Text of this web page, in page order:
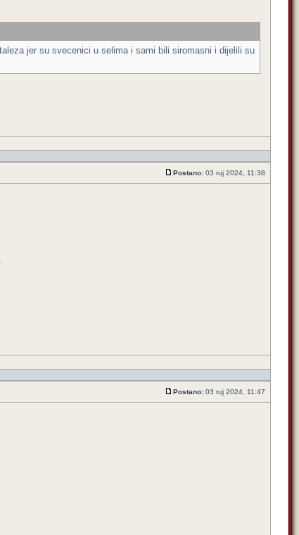
jer su svecenici u selima i sami bili siromasni i dijelili su
Postano: 03 ruj 2024, 11:38
Postano: 03 ruj 2024, 11:47